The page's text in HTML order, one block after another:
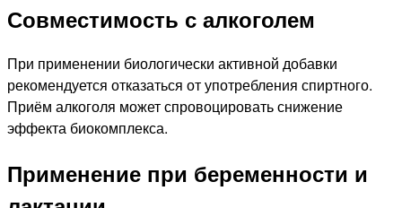
Совместимость с алкоголем
При применении биологически активной добавки
рекомендуется отказаться от употребления спиртного.
Приём алкоголя может спровоцировать снижение
эффекта биокомплекса.
Применение при беременности и